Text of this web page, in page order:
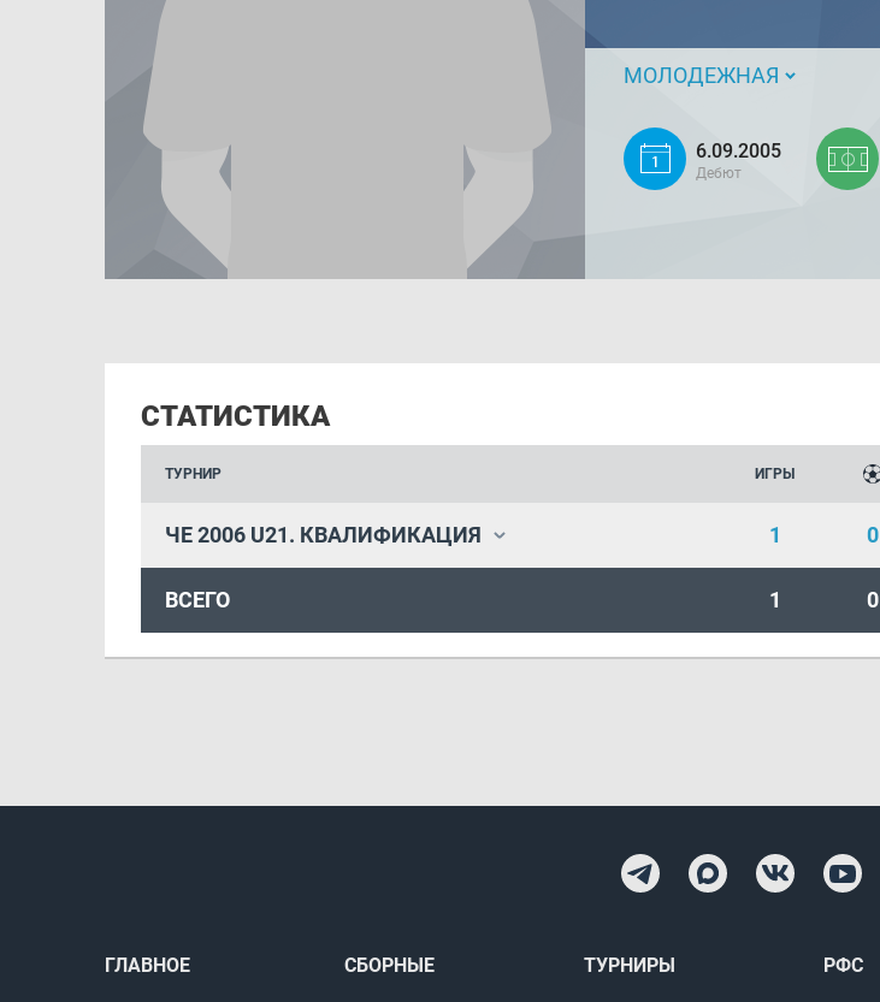
МОЛОДЕЖНАЯ
6.09.2005
Дебют
СТАТИСТИКА
ТУРНИР ИГРЫ
ЧЕ 2006 U21. КВАЛИФИКАЦИЯ 1 0
ВСЕГО 1 0
ГЛАВНОЕ СБОРНЫЕ ТУРНИРЫ РФС